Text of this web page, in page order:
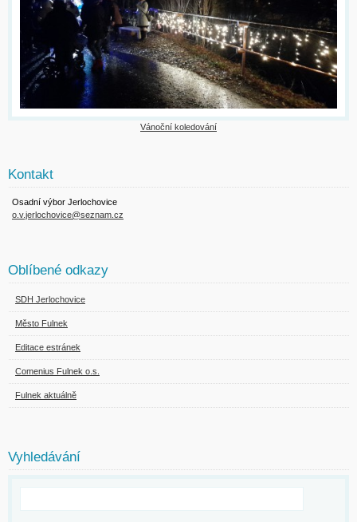
Vánoční koledování
Kontakt
Osadní výbor Jerlochovice
o.v.jerlochovice@seznam.cz
Oblíbené odkazy
SDH Jerlochovice
Město Fulnek
Editace estránek
Comenius Fulnek o.s.
Fulnek aktuálně
Vyhledávání